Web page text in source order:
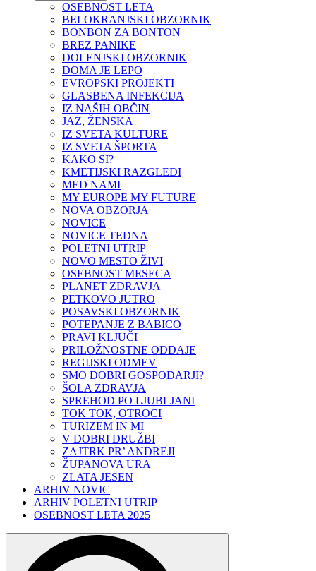
OSEBNOST LETA
BELOKRANJSKI OBZORNIK
BONBON ZA BONTON
BREZ PANIKE
DOLENJSKI OBZORNIK
DOMA JE LEPO
EVROPSKI PROJEKTI
GLASBENA INFEKCIJA
IZ NAŠIH OBČIN
JAZ, ŽENSKA
IZ SVETA KULTURE
IZ SVETA ŠPORTA
KAKO SI?
KMETIJSKI RAZGLEDI
MED NAMI
MY EUROPE MY FUTURE
NOVA OBZORJA
NOVICE
NOVICE TEDNA
POLETNI UTRIP
NOVO MESTO ŽIVI
OSEBNOST MESECA
PLANET ZDRAVJA
PETKOVO JUTRO
POSAVSKI OBZORNIK
POTEPANJE Z BABICO
PRAVI KLJUČI
PRILOŽNOSTNE ODDAJE
REGIJSKI ODMEV
SMO DOBRI GOSPODARJI?
ŠOLA ZDRAVJA
SPREHOD PO LJUBLJANI
TOK TOK, OTROCI
TURIZEM IN MI
V DOBRI DRUŽBI
ZAJTRK PR’ ANDREJI
ŽUPANOVA URA
ZLATA JESEN
ARHIV NOVIC
ARHIV POLETNI UTRIP
OSEBNOST LETA 2025